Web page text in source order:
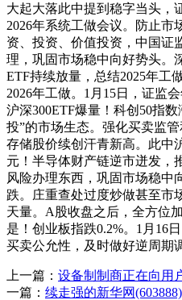
大起大落此中提到稳字当头，
2026年系统工做会议。防止市
资、投资、价值投资，中国证
理，巩固市场稳中向好势头。
ETF持续放量，总结2025年工
2026年工做。1月15日，证监
沪深300ETF爆量！科创50指
投”的市场生态。强化买卖监
存储股价续创汗青新高。此中
元！半导体财产链逆市迸发，
风险办理东西，巩固市场稳中
跌。庄重查处过度炒做甚至市
天量。A股收盘之后，全方位
是！创业板指跌0.2%。1月16
买卖公允性，及时做好逆周期
上一篇： 设备制制商正在向用
一篇： 续走强的新华网